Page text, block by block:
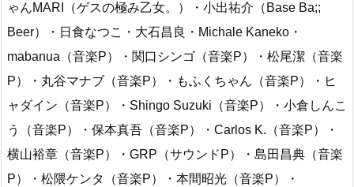
ゃんMARI（ゲスの極み乙女。）・小出祐介（Base Ba;;
Beer）・日食なつこ・大石昌良・Michale Kaneko・
mabanua（音楽P）・関口シンゴ（音楽P）・松尾潔（音楽
P）・丸谷マナブ（音楽P）・もふくちゃん（音楽P）・ヒ
ャダイン（音楽P）・Shingo Suzuki（音楽P）・小倉しんこ
う（音楽P）・保本真吾（音楽P）・Carlos K.（音楽P）・
横山裕章（音楽P）・GRP（サウンドP）・島田昌典（音楽
P）・松隈ケンタ（音楽P）・本間昭光（音楽P）・